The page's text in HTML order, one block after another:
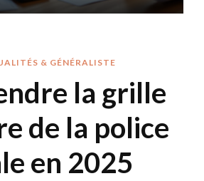
& GÉNÉRALISTE
la grille
de la police
en 2025